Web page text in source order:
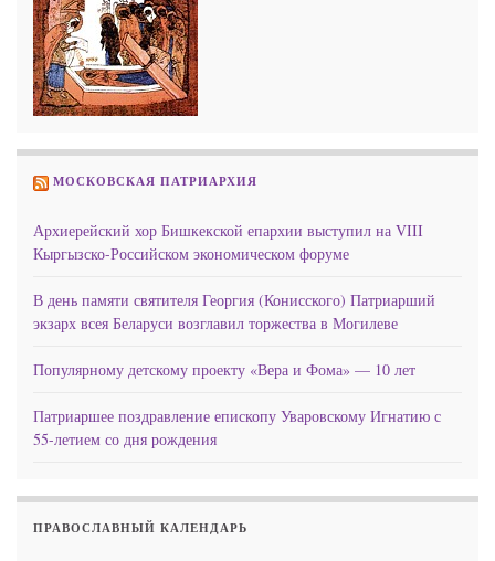
МОСКОВСКАЯ ПАТРИАРХИЯ
Архиерейский хор Бишкекской епархии выступил на VIII
Кыргызско-Российском экономическом форуме
В день памяти святителя Георгия (Конисского) Патриарший
экзарх всея Беларуси возглавил торжества в Могилеве
Популярному детскому проекту «Вера и Фома» — 10 лет
Патриаршее поздравление епископу Уваровскому Игнатию с
55-летием со дня рождения
ПРАВОСЛАВНЫЙ КАЛЕНДАРЬ